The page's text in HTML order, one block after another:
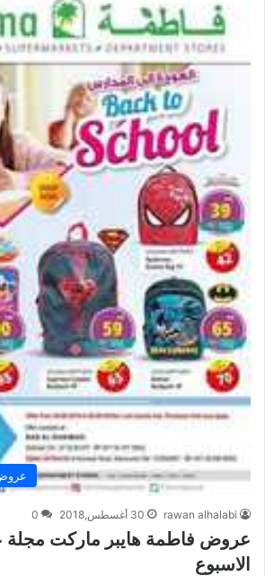
rawan alhalabi 30 أغسطس,2018 0
عروض فاطمة هايبر ماركت مجلة
الاسبوع